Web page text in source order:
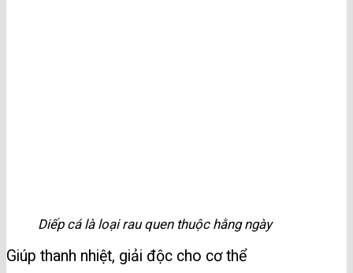
Diếp cá là loại rau quen thuộc hằng ngày
Giúp thanh nhiệt, giải độc cho cơ thể